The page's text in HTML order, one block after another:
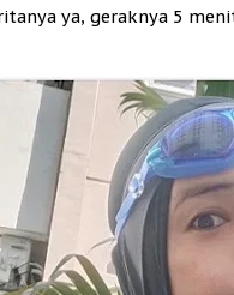
ya, geraknya 5